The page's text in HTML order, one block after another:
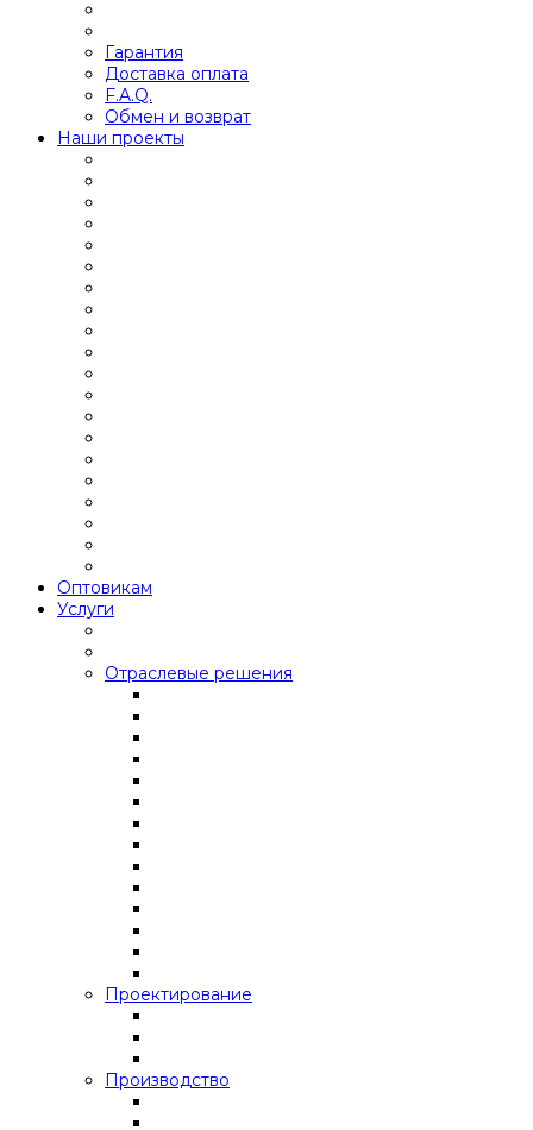
Гарантия
Доставка оплата
F.A.Q.
Обмен и возврат
Наши проекты
Оптовикам
Услуги
Отраслевые решения
Проектирование
Производство